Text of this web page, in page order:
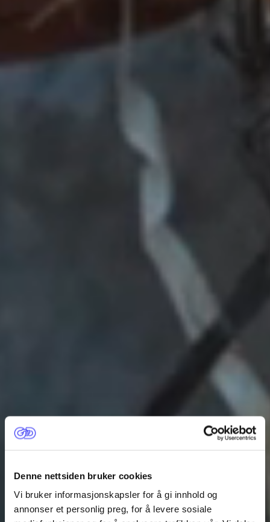
Denne nettsiden bruker cookies
Vi bruker informasjonskapsler for å gi innhold og
annonser et personlig preg, for å levere sosiale